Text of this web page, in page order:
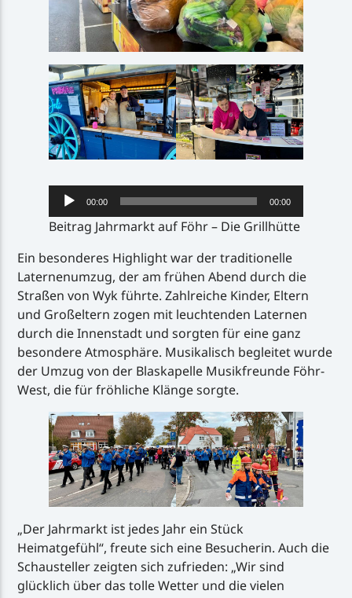
Audio-
Player
00:00 00:00
Beitrag Jahrmarkt auf Föhr – Die Grillhütte
Ein besonderes Highlight war der traditionelle
Laternenumzug, der am frühen Abend durch die
Straßen von Wyk führte. Zahlreiche Kinder, Eltern
und Großeltern zogen mit leuchtenden Laternen
durch die Innenstadt und sorgten für eine ganz
besondere Atmosphäre. Musikalisch begleitet wurde
der Umzug von der Blaskapelle Musikfreunde Föhr-
West, die für fröhliche Klänge sorgte.
„Der Jahrmarkt ist jedes Jahr ein Stück
Heimatgefühl“, freute sich eine Besucherin. Auch die
Schausteller zeigten sich zufrieden: „Wir sind
glücklich über das tolle Wetter und die vielen